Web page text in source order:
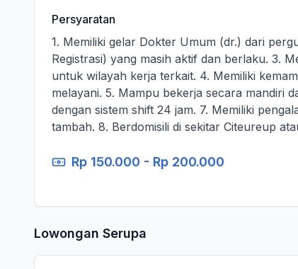
Persyaratan
1. Memiliki gelar Dokter Umum (dr.) dari
Registrasi) yang masih aktif dan berlaku. 3.
untuk wilayah kerja terkait. 4. Memiliki
melayani. 5. Mampu bekerja secara mandiri
dengan sistem shift 24 jam. 7. Memiliki
tambah. 8. Berdomisili di sekitar Citeureup
Rp 150.000 - Rp 200.000
Lowongan Serupa